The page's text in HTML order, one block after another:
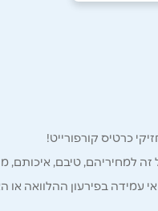
למחיריהם, טיבם, איכותם,
בפירעון ההלוואה או